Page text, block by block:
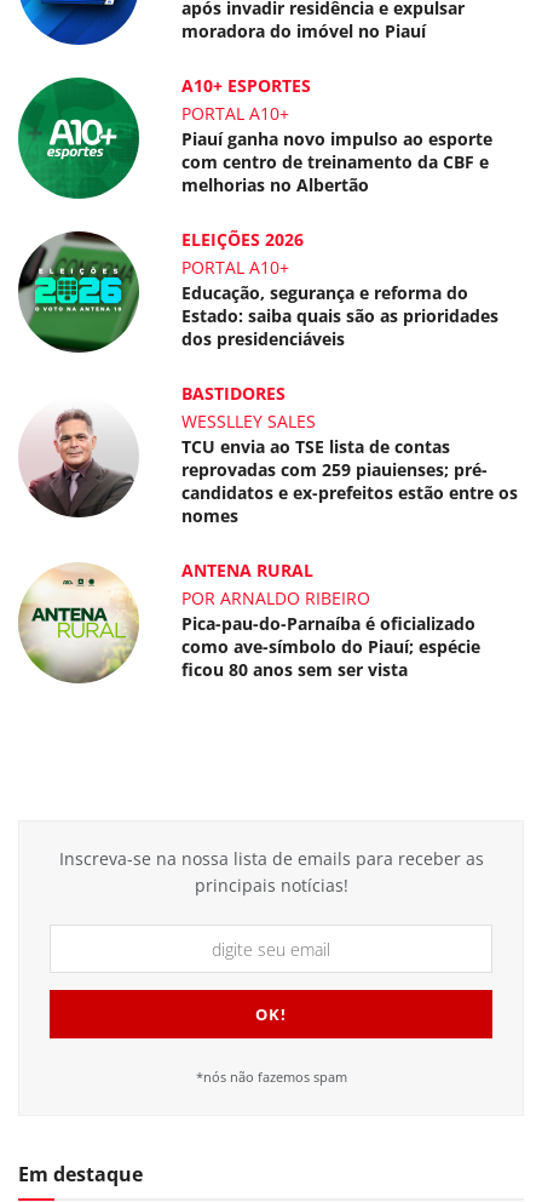
após invadir residência e expulsar
moradora do imóvel no Piauí
A10+ ESPORTES
PORTAL A10+
Piauí ganha novo impulso ao esporte
com centro de treinamento da CBF e
melhorias no Albertão
ELEIÇÕES 2026
PORTAL A10+
Educação, segurança e reforma do
Estado: saiba quais são as prioridades
dos presidenciáveis
BASTIDORES
WESSLLEY SALES
TCU envia ao TSE lista de contas
reprovadas com 259 piauienses; pré-
candidatos e ex-prefeitos estão entre os
nomes
ANTENA RURAL
POR ARNALDO RIBEIRO
Pica-pau-do-Parnaíba é oficializado
como ave-símbolo do Piauí; espécie
ficou 80 anos sem ser vista
Inscreva-se na nossa lista de emails para receber as
principais notícias!
*nós não fazemos spam
Em destaque